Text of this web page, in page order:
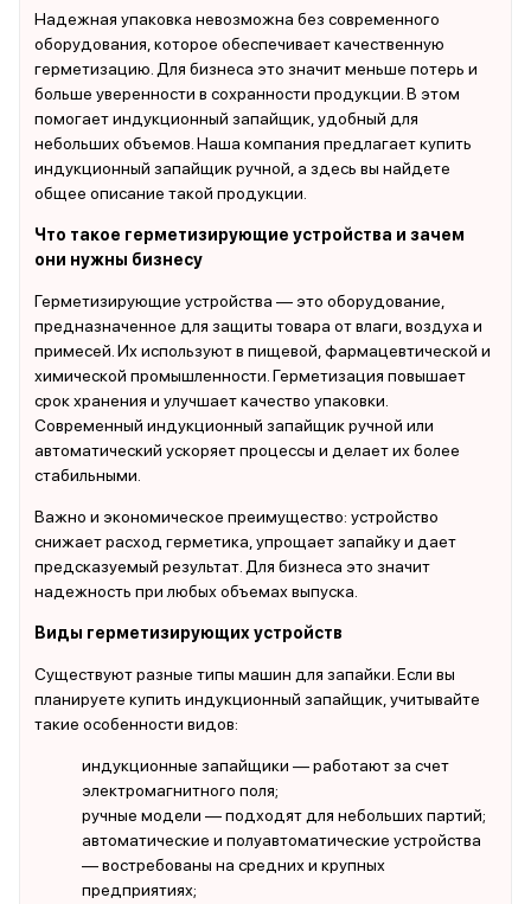
Надежная упаковка невозможна без современного
оборудования, которое обеспечивает качественную
герметизацию. Для бизнеса это значит меньше потерь и
больше уверенности в сохранности продукции. В этом
помогает индукционный запайщик, удобный для
небольших объемов. Наша компания предлагает купить
индукционный запайщик ручной, а здесь вы найдете
общее описание такой продукции.
Что такое герметизирующие устройства и зачем
они нужны бизнесу
Герметизирующие устройства — это оборудование,
предназначенное для защиты товара от влаги, воздуха и
примесей. Их используют в пищевой, фармацевтической и
химической промышленности. Герметизация повышает
срок хранения и улучшает качество упаковки.
Современный индукционный запайщик ручной или
автоматический ускоряет процессы и делает их более
стабильными.
Важно и экономическое преимущество: устройство
снижает расход герметика, упрощает запайку и дает
предсказуемый результат. Для бизнеса это значит
надежность при любых объемах выпуска.
Виды герметизирующих устройств
Существуют разные типы машин для запайки. Если вы
планируете купить индукционный запайщик, учитывайте
такие особенности видов:
индукционные запайщики — работают за счет
электромагнитного поля;
ручные модели — подходят для небольших партий;
автоматические и полуавтоматические устройства
— востребованы на средних и крупных
предприятиях;